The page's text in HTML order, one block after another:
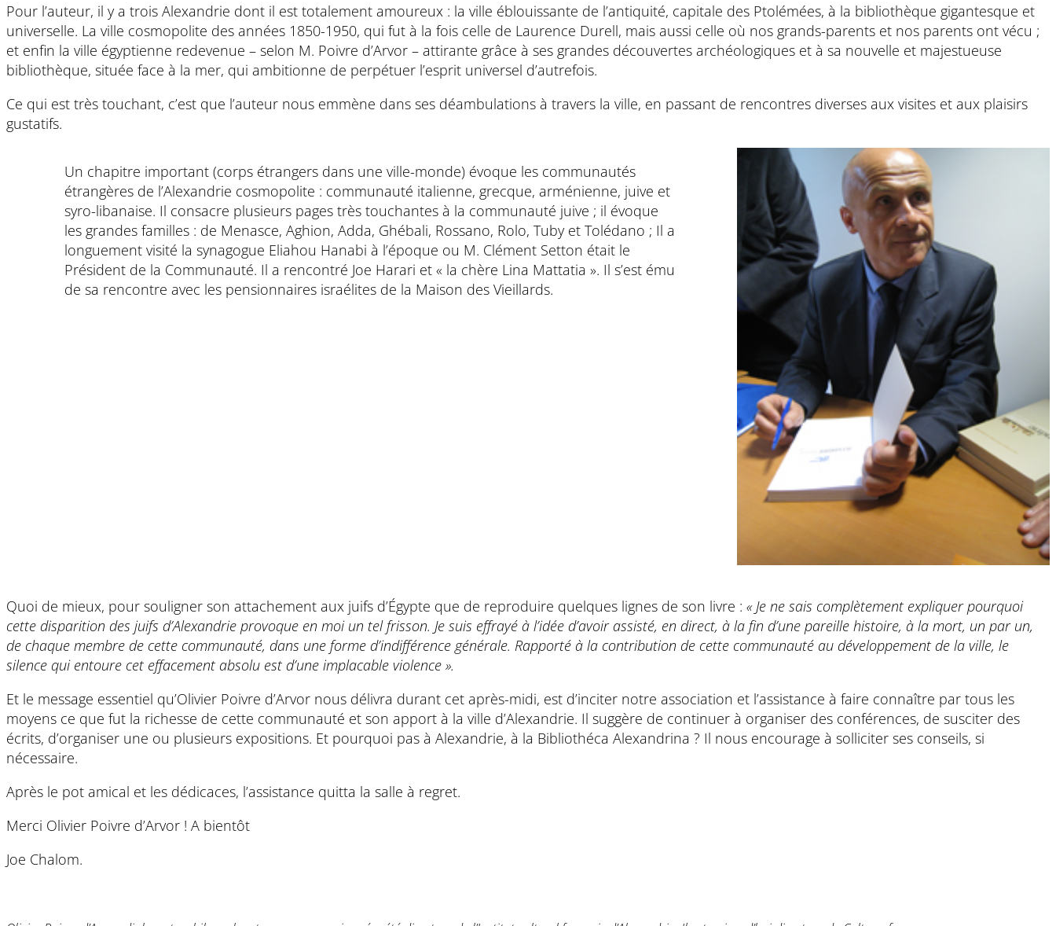
Pour l’auteur, il y a trois Alexandrie dont il est totalement amoureux : la ville éblouissante de l’antiquité, capitale des Ptolémées, à la bibliothèque gigantesque et
universelle. La ville cosmopolite des années 1850-1950, qui fut à la fois celle de Laurence Durell, mais aussi celle où nos grands-parents et nos parents ont vécu ;
et enfin la ville égyptienne redevenue – selon M. Poivre d’Arvor – attirante grâce à ses grandes découvertes archéologiques et à sa nouvelle et majestueuse
bibliothèque, située face à la mer, qui ambitionne de perpétuer l’esprit universel d’autrefois.
Ce qui est très touchant, c’est que l’auteur nous emmène dans ses déambulations à travers la ville, en passant de rencontres diverses aux visites et aux plaisirs
gustatifs.
Un chapitre important (corps étrangers dans une ville-monde) évoque les communautés
étrangères de l’Alexandrie cosmopolite : communauté italienne, grecque, arménienne, juive et
syro-libanaise. Il consacre plusieurs pages très touchantes à la communauté juive ; il évoque
les grandes familles : de Menasce, Aghion, Adda, Ghébali, Rossano, Rolo, Tuby et Tolédano ; Il a
longuement visité la synagogue Eliahou Hanabi à l’époque ou M. Clément Setton était le
Président de la Communauté. Il a rencontré Joe Harari et « la chère Lina Mattatia ». Il s’est ému
de sa rencontre avec les pensionnaires israélites de la Maison des Vieillards.
Quoi de mieux, pour souligner son attachement aux juifs d’Égypte que de reproduire quelques lignes de son livre : « Je ne sais complètement expliquer pourquoi
cette disparition des juifs d’Alexandrie provoque en moi un tel frisson. Je suis effrayé à l’idée d’avoir assisté, en direct, à la fin d’une pareille histoire, à la mort, un par un,
de chaque membre de cette communauté, dans une forme d’indifférence générale. Rapporté à la contribution de cette communauté au développement de la ville, le
silence qui entoure cet effacement absolu est d’une implacable violence ».
Et le message essentiel qu’Olivier Poivre d’Arvor nous délivra durant cet après-midi, est d’inciter notre association et l’assistance à faire connaître par tous les
moyens ce que fut la richesse de cette communauté et son apport à la ville d’Alexandrie. Il suggère de continuer à organiser des conférences, de susciter des
écrits, d’organiser une ou plusieurs expositions. Et pourquoi pas à Alexandrie, à la Bibliothéca Alexandrina ? Il nous encourage à solliciter ses conseils, si
nécessaire.
Après le pot amical et les dédicaces, l’assistance quitta la salle à regret.
Merci Olivier Poivre d’Arvor ! A bientôt
Joe Chalom.